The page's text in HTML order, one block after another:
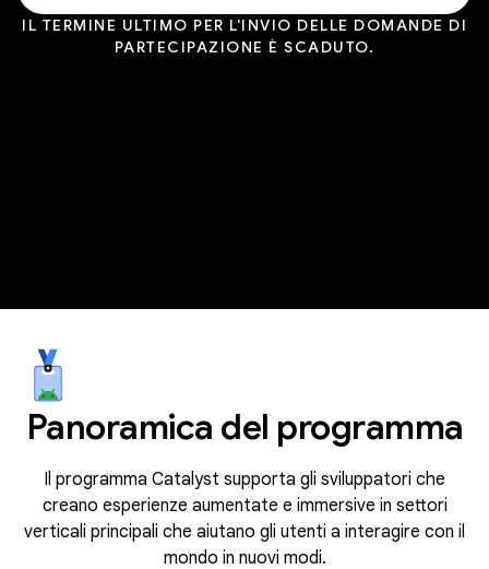
IL TERMINE ULTIMO PER L'INVIO DELLE DOMANDE DI
PARTECIPAZIONE È SCADUTO.
Panoramica del programma
Il programma Catalyst supporta gli sviluppatori che
creano esperienze aumentate e immersive in settori
verticali principali che aiutano gli utenti a interagire con il
mondo in nuovi modi.